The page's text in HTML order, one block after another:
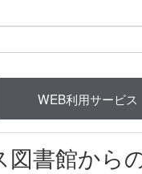
WEB利用サービス
書館から